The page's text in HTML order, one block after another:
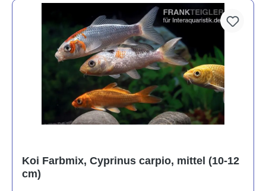
Koi Farbmix, Cyprinus carpio, mittel (10-12
cm)